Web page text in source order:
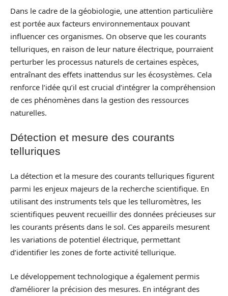
Dans le cadre de la géobiologie, une attention particulière
est portée aux facteurs environnementaux pouvant
influencer ces organismes. On observe que les courants
telluriques, en raison de leur nature électrique, pourraient
perturber les processus naturels de certaines espèces,
entraînant des effets inattendus sur les écosystèmes. Cela
renforce l’idée qu’il est crucial d’intégrer la compréhension
de ces phénomènes dans la gestion des ressources
naturelles.
Détection et mesure des courants
telluriques
La détection et la mesure des courants telluriques figurent
parmi les enjeux majeurs de la recherche scientifique. En
utilisant des instruments tels que les telluromètres, les
scientifiques peuvent recueillir des données précieuses sur
les courants présents dans le sol. Ces appareils mesurent
les variations de potentiel électrique, permettant
d’identifier les zones de forte activité tellurique.
Le développement technologique a également permis
d’améliorer la précision des mesures. En intégrant des